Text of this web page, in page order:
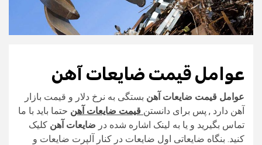
عوامل قیمت ضایعات آهن
عوامل قیمت ضایعات آهن بستگی به نرخ دلار و قیمت بازار
آهن دارد , پس برای دانستن قیمت ضایعات آهن حتما باید با ما
تماس بگیرید و یا به لینک اشاره شده در ضایعات آهن کلیک
کنید. بنگاه ضایعاتی اول ضایعات در کنار آلپرت ضایعات و